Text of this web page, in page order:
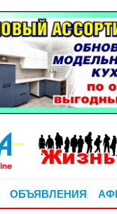
ОБЪЯВЛЕНИЯ